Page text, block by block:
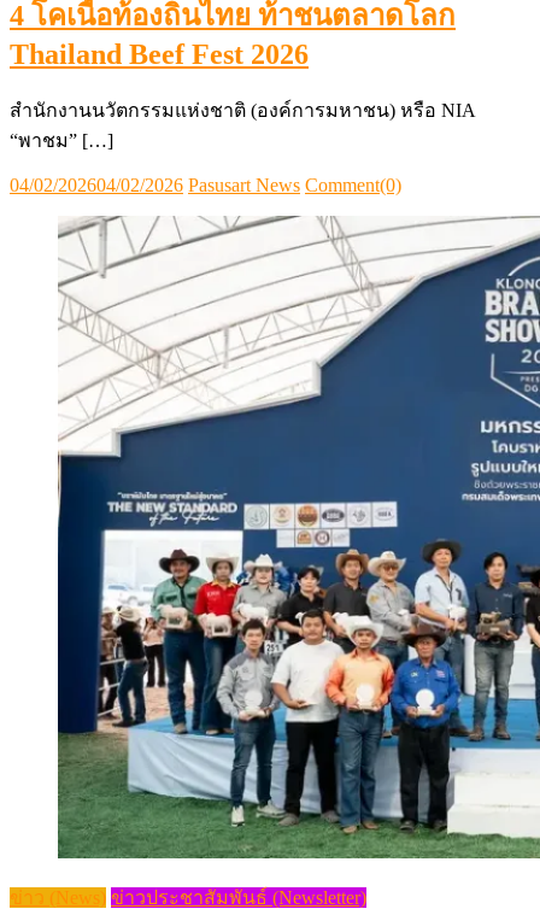
4 โคเนื้อท้องถิ่นไทย ท้าชนตลาดโลก
Thailand Beef Fest 2026
สำนักงานนวัตกรรมแห่งชาติ (องค์การมหาชน) หรือ NIA
“พาชม” […]
Posted
04/02/202604/02/2026 Author
Pasusart News Comment(0)
ข่าว (News) ข่าวประชาสัมพันธ์ (Newsletter)